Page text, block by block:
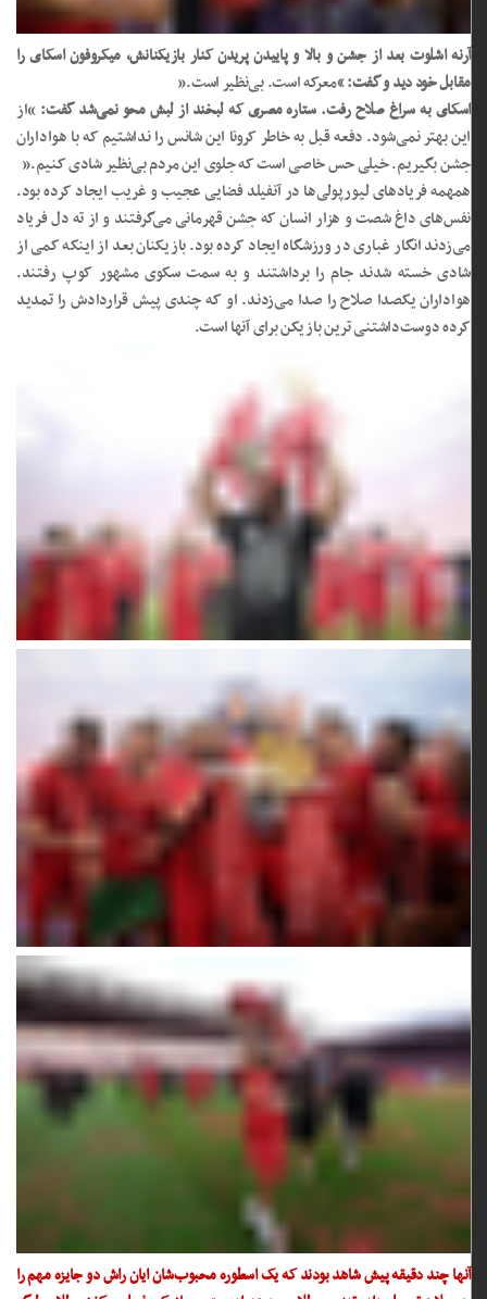
آرنه اشلوت بعد از جشن و بالا و پاییدن پریدن کنار بازیکنانش، ‏میکروفون اسکای را
مقابل خود دید و گفت: “معرکه است. بی‌نظیر ‏است.”
اسکای به سراغ صلاح رفت. ستاره مصری که لبخند از لبش محو ‏نمی‌شد گفت:“از
این بهتر نمی‌شود. دفعه قبل به خاطر کرونا این ‏شانس را نداشتیم که با هواداران
جشن بگیریم. خیلی حس خاصی ‏است که جلوی این مردم بی‌نظیر شادی کنیم.”
همهمه فریادهای لیورپولی‌ها در آنفیلد فضایی عجیب و غریب ایجاد ‏کرده بود.
نفس‌های داغ شصت و هزار انسان که جشن قهرمانی ‏می‌گرفتند و از ته دل فریاد
می‌زدند انگار غباری در ورزشگاه ایجاد کرده ‏بود. بازیکنان بعد از اینکه کمی از
شادی خسته شدند جام را برداشتند ‏و به سمت سکوی مشهور کوپ رفتند.
هواداران یکصدا صلاح را صدا ‏می‌زدند. او که چندی پیش قراردادش را تمدید
کرده دوست‌داشتنی ‏ترین بازیکن برای آنها است. ‏
آنها چند دقیقه پیش شاهد بودند که یک اسطوره محبوب‌شان ایان ‏راش دو جایزه مهم را